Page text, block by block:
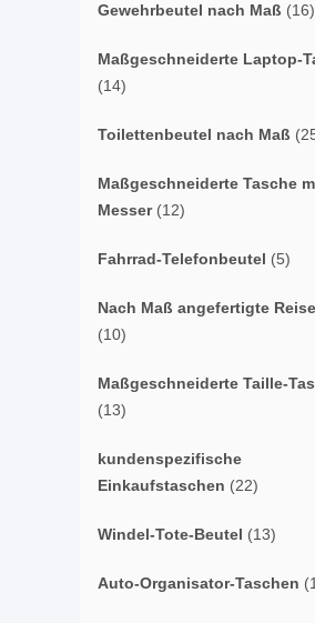
Gewehrbeutel nach Maß (16)
Maßgeschneiderte Laptop-
(14)
Toilettenbeutel nach Maß
Maßgeschneiderte Tasche
Messer(12)
Fahrrad-Telefonbeutel (5)
Nach Maß angefertigte
(10)
Maßgeschneiderte Taille-
(13)
kundenspezifische
Einkaufstaschen (22)
Windel-Tote-Beutel (13)
Auto-Organisator-Taschen